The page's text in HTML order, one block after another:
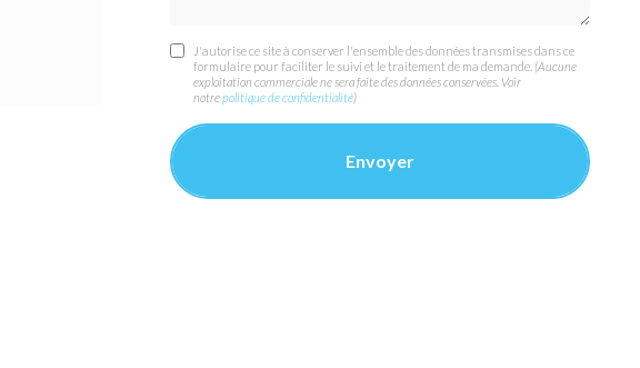
J'autorise ce site à conserver l'ensemble des données transmises dans ce
formulaire pour faciliter le suivi et le traitement de ma demande. (Aucune
exploitation commerciale ne sera faite des données conservées. Voir
notrepolitique de confidentialité)